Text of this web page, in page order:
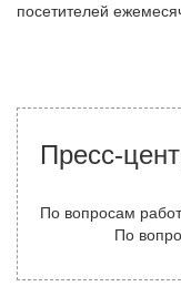
посетителей
Пресс-
По вопросам
По